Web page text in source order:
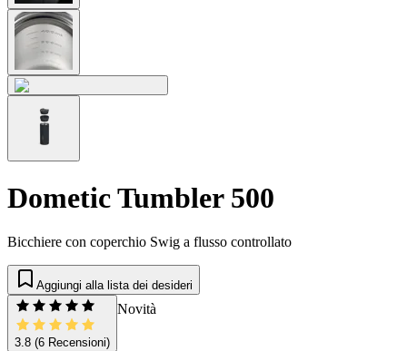
Dometic Tumbler 500
Bicchiere con coperchio Swig a flusso controllato
Aggiungi alla lista dei desideri
3.8 (6 Recensioni)
Novità